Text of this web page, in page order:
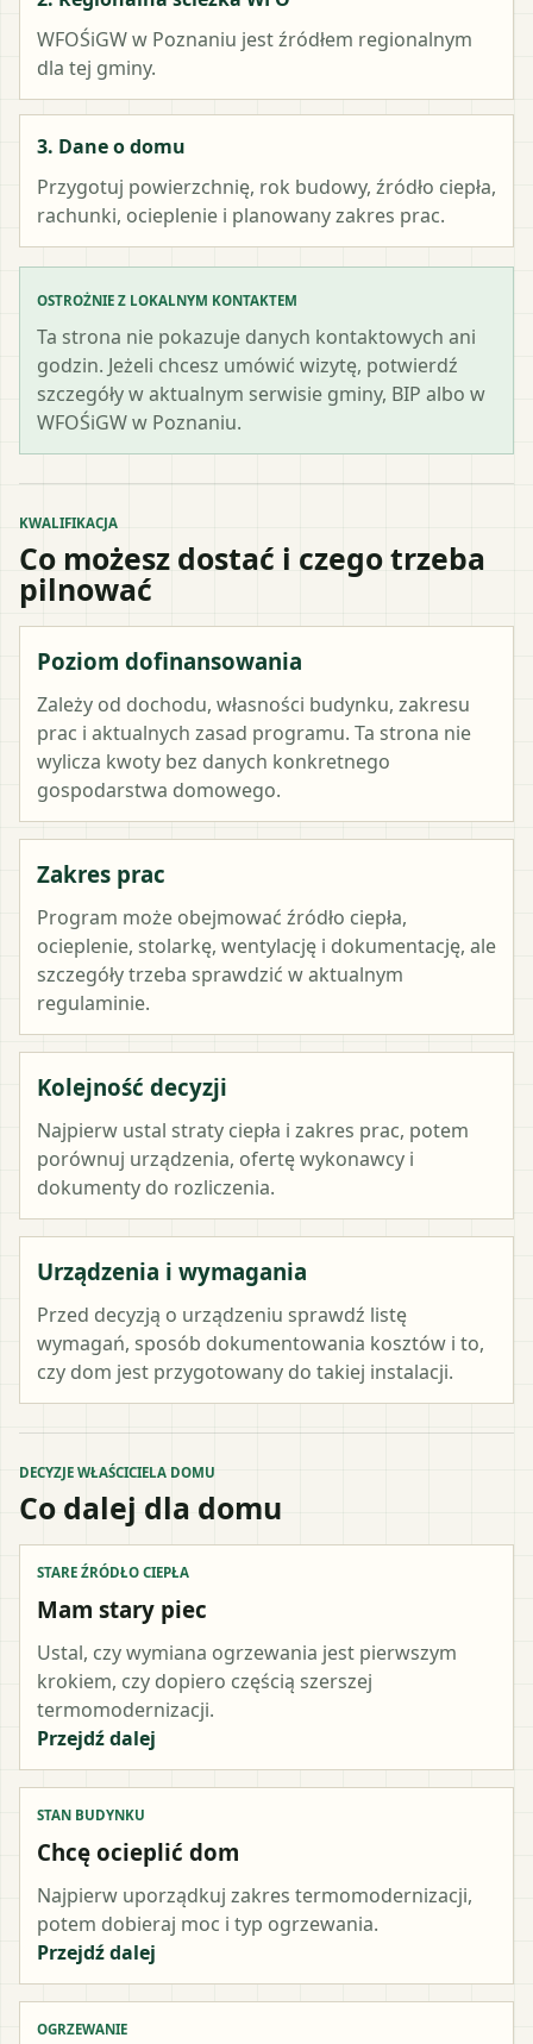
WFOŚiGW w Poznaniu jest źródłem regionalnym
dla tej gminy.
3. Dane o domu
Przygotuj powierzchnię, rok budowy, źródło ciepła,
rachunki, ocieplenie i planowany zakres prac.
OSTROŻNIE Z LOKALNYM KONTAKTEM
Ta strona nie pokazuje danych kontaktowych ani
godzin. Jeżeli chcesz umówić wizytę, potwierdź
szczegóły w aktualnym serwisie gminy, BIP albo w
WFOŚiGW w Poznaniu.
KWALIFIKACJA
Co możesz dostać i czego trzeba
pilnować
Poziom dofinansowania
Zależy od dochodu, własności budynku, zakresu
prac i aktualnych zasad programu. Ta strona nie
wylicza kwoty bez danych konkretnego
gospodarstwa domowego.
Zakres prac
Program może obejmować źródło ciepła,
ocieplenie, stolarkę, wentylację i dokumentację, ale
szczegóły trzeba sprawdzić w aktualnym
regulaminie.
Kolejność decyzji
Najpierw ustal straty ciepła i zakres prac, potem
porównuj urządzenia, ofertę wykonawcy i
dokumenty do rozliczenia.
Urządzenia i wymagania
Przed decyzją o urządzeniu sprawdź listę
wymagań, sposób dokumentowania kosztów i to,
czy dom jest przygotowany do takiej instalacji.
DECYZJE WŁAŚCICIELA DOMU
Co dalej dla domu
STARE ŹRÓDŁO CIEPŁA
Mam stary piec
Ustal, czy wymiana ogrzewania jest pierwszym
krokiem, czy dopiero częścią szerszej
termomodernizacji.
Przejdź dalej
STAN BUDYNKU
Chcę ocieplić dom
Najpierw uporządkuj zakres termomodernizacji,
potem dobieraj moc i typ ogrzewania.
Przejdź dalej
OGRZEWANIE